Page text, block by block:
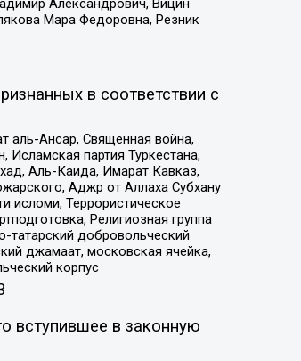
Александрович, Вицин
Мара Федоровна, Резник
в соответствии с
аль-Ансар, Священная война,
партия Туркестана,
Аль-Каида, Имарат Кавказ,
Аджр от Аллаха Субхану
исломи, Террористическое
Религиозная группа
татарский добровольческий
джамаат, московская ячейка,
корпус
вступившее в законную